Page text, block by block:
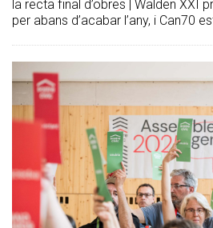
la recta final d’obres | Walden XXI
per abans d’acabar l’any, i Can70